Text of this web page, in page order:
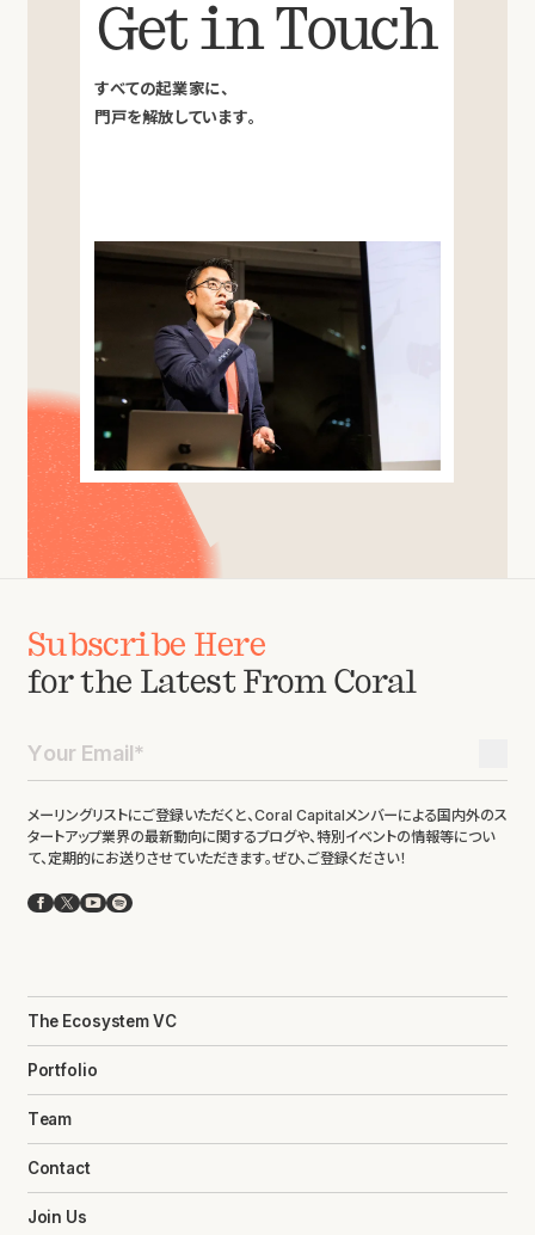
Get in Touch
すべての起業家に、
門戸を解放しています。
Subscribe Here
for the Latest From Coral
メーリングリストにご登録いただくと、Coral Capitalメンバーによる国内外のス
タートアップ業界の最新動向に関するブログや、特別イベントの情報等につい
て、定期的にお送りさせていただきます。ぜひ、ご登録ください！
Facebook
X YouTube
Spotify
The Ecosystem VC
Portfolio
Team
Contact
Join Us